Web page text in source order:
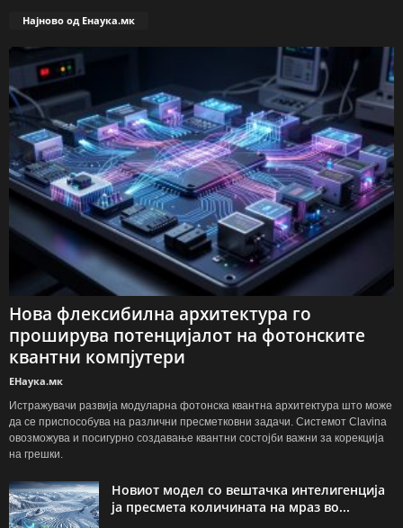
Најново од Енаука.мк
Нова флексибилна архитектура го
проширува потенцијалот на фотонските
квантни компјутери
ЕНаука.мк
Истражувачи развија модуларна фотонска квантна архитектура што може
да се приспособува на различни пресметковни задачи. Системот Clavina
овозможува и посигурно создавање квантни состојби важни за корекција
на грешки.
Новиот модел со вештачка интелигенција
ја пресмета количината на мраз во...